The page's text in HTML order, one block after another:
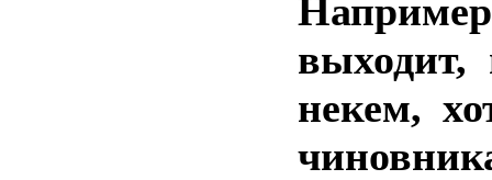
выходит,
некем,